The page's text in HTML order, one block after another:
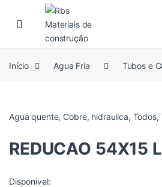
Skip to navigation
Skip to content
Início Agua Fria Tubos e
Agua quente, Cobre, hidraulica, Todos,
REDUCAO 54X15
Disponivel: